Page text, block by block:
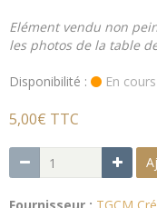
Elément vendu non
les photos de la table
Disponibilité : En
5,00€ TTC